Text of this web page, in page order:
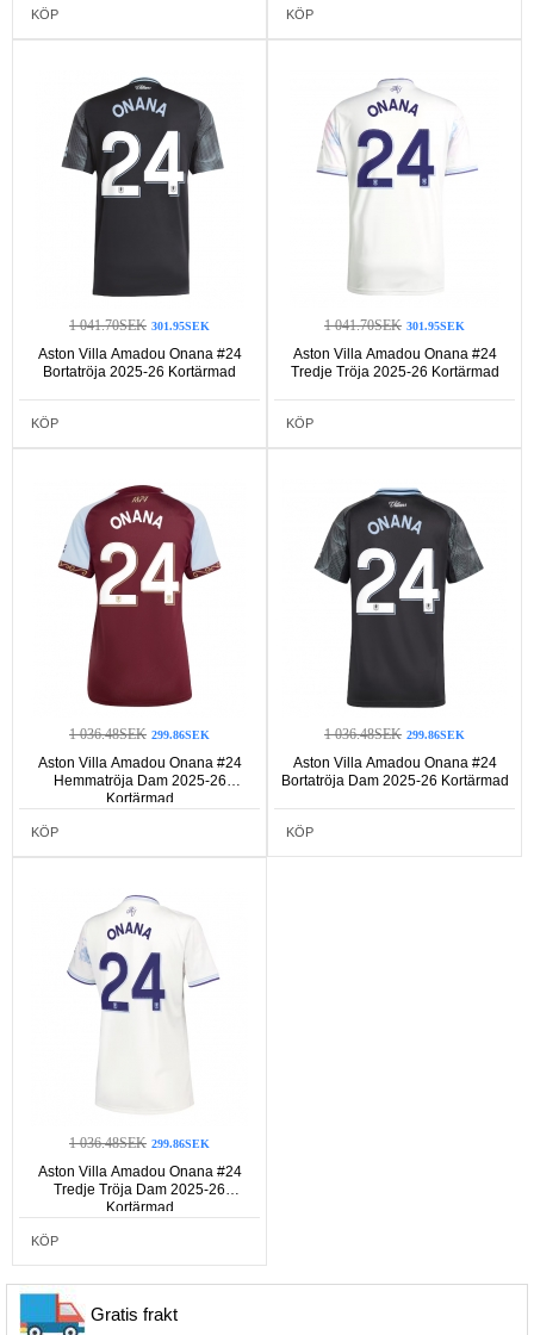
KÖP KÖP
1 041.70SEK 301.95SEK
Aston Villa Amadou Onana #24
Bortatröja 2025-26 Kortärmad
KÖP
1 041.70SEK 301.95SEK
Aston Villa Amadou Onana #24
Tredje Tröja 2025-26 Kortärmad
KÖP
1 036.48SEK 299.86SEK
Aston Villa Amadou Onana #24
Hemmatröja Dam 2025-26
Kortärmad
KÖP
1 036.48SEK 299.86SEK
Aston Villa Amadou Onana #24
Bortatröja Dam 2025-26 Kortärmad
KÖP
1 036.48SEK 299.86SEK
Aston Villa Amadou Onana #24
Tredje Tröja Dam 2025-26
Kortärmad
KÖP
Gratis frakt